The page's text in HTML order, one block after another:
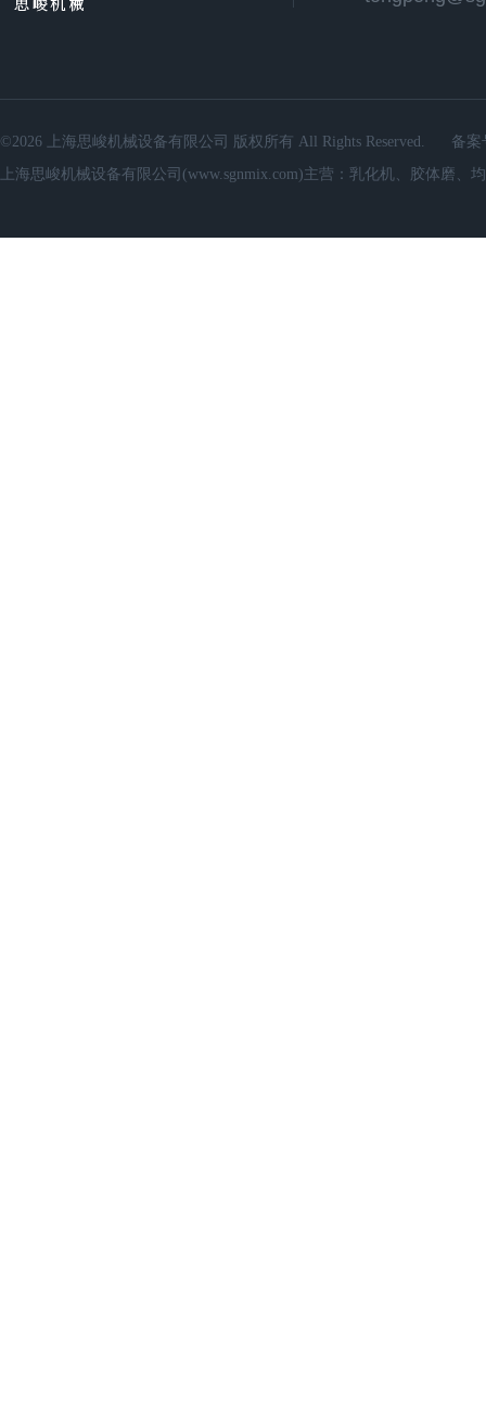
©2026 上海思峻机械设备有限公司 版权所有 All Rights Reserved.
备案
上海思峻机械设备有限公司(www.sgnmix.com)主营：乳化机、胶体磨